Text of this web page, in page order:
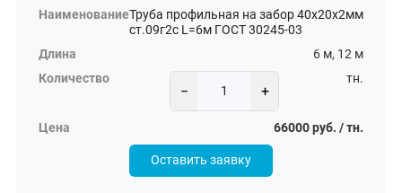
Труба профильная на забор 40х20х2мм
ст.09г2с L=6м ГОСТ 30245-03
6 м, 12 м
− +
тн.
66000 руб. / тн.
Оставить заявку